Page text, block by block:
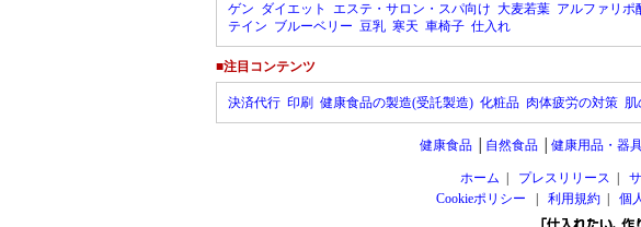
ゲン ダイエット エステ・サロン・スパ向け 大麦若葉 アルファリポ
テイン ブルーベリー 豆乳 寒天 車椅子 仕入れ
■注目コンテンツ
決済代行 印刷 健康食品の製造(受託製造) 化粧品 肉体疲労の対策 肌
健康食品│ 自然食品│ 健康用品・器
ホーム プレスリリース
Cookieポリシー
利用規約| 個